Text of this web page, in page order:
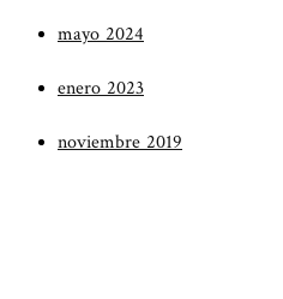
mayo 2024
enero 2023
noviembre 2019